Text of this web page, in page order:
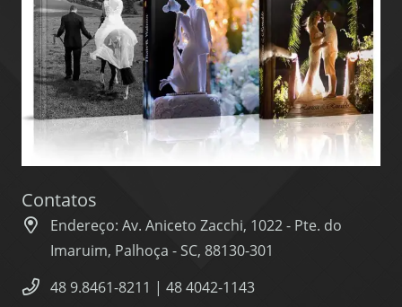
Contatos
Endereço: Av. Aniceto Zacchi, 1022 - Pte. do
Imaruim, Palhoça - SC, 88130-301
48 9.8461-8211 | 48 4042-1143